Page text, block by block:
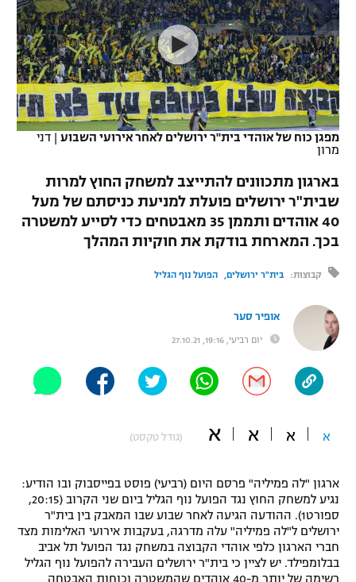
VOD
רץ ברשת
לוח שידורים
ברחבה
"מעל הליגה" – פודקאסט
"מחצית בשכונה" – פודקאסט
משתתפים וזוכים בפרסים
תקנון משתתפים וזוכים בפרסים
תקנון עבור פעילות אלקטרה
תקנון עבור פעילות ספורט 1 – "מרלן"
טניס
גיימינג E-Sports
נבחרת ישראל
מכבי חיפה
בית"ר ירושלים
מכבי תל אביב
הפועל חיפה
הפועל באר שבע
בני יהודה
ליגה ספרדית
ליגה איטלקית
ליגה צרפתית
ליגה הולנדית
ליגה טורקית
ליגה סינית
ליגה ברזילאית
ליגות נוספות
כדורסל נשים
מכבי תל אביב
הפועל חולון
הפועל ירושלים
יורוליג
יורוקאפ
טניס
כדוריד
כדורעף
שחייה
ג'ודו
אגרוף
ספורט אולימפי
UFC
היאבקות WWE
אופניים
ספורט מוטורי
פוטבול אמריקאי NFL
בייסבול MLB
ספורט אתגרי ואקסטרים
מפגן כוח של אוהדי בית"ר ירושלים לאחר אירועי השבוע | דני
מרון
בארגון מתכוונים להתייצב למשחק החוץ למרות
שבית"ר ירושלים פועלת למניעת כניסתם של מעל
40 אוהדים ותממן 35 מאבטחים כדי לסייע למשטרה
בכך. המארחת בודקת את חוקיות המהלך
קבוצות: בית"ר ירושלים הפועל נוף הגליל
אופיר סער
יום רביעי, 19:16, 27.10.21
א א א א (גודל טקסט)
ארגון "לה פמיליה" פרסם היום (רביעי) פוסט בפייסבוק ובו הודיע:
נגיע למשחק החוץ נגד הפועל נוף הגליל ביום שני הקרוב (20:15,
ספורט1). ההודעה הגיעה לאחר שבוע שבו המאבק בין בית"ר
ירושלים ל"לה פמיליה" עלה מדרגה, בעקבות אירועי האלימות מצד
חברי הארגון כלפי אוהדי הקבוצה במשחק נגד הפועל תל אביב
בבלומפילד. יש לציין כי בית"ר ירושלים העבירה להפועל נוף הגליל
רשימה של יותר מ-40 אוהדים שהמשטרה וכוחות האבטחה